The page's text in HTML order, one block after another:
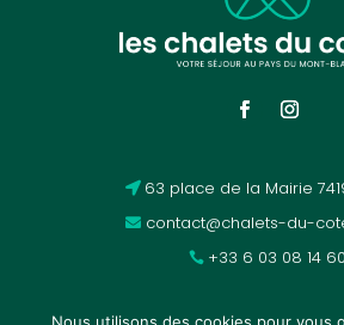
63 place de la Mairie
contact@chalets-du-
+33 6 03 08 14 60